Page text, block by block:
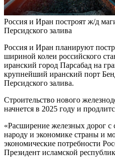
Россия и Иран построят ж/д
Персидского залива
Россия и Иран планируют
шириной колеи российского
иранский город Парсабад на
крупнейший иранский порт
Персидского залива.
Строительство нового
начнется в 2025 году и
«Расширение железных дорог с
народу и экономике страны и
экономические потребности
Президент исламской